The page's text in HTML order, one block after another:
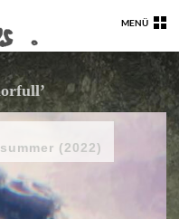
MENÜ
(2022)